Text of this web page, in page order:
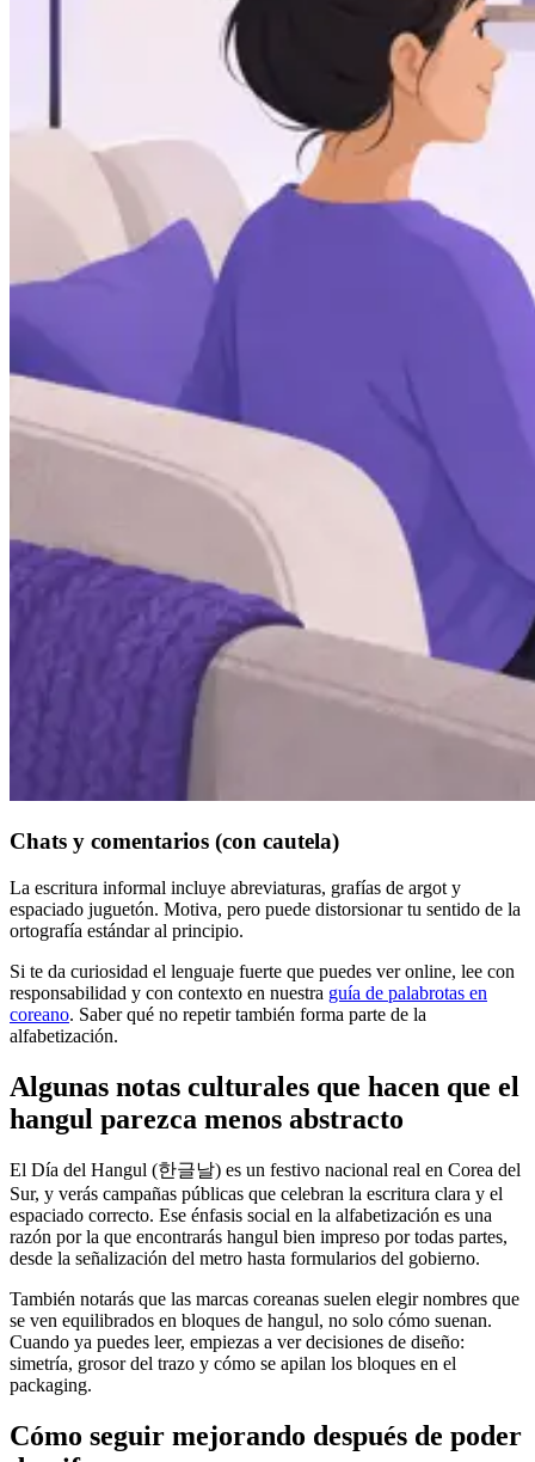
Chats y comentarios (con cautela)
La escritura informal incluye abreviaturas, grafías de argot y
espaciado juguetón. Motiva, pero puede distorsionar tu sentido de la
ortografía estándar al principio.
Si te da curiosidad el lenguaje fuerte que puedes ver online, lee con
responsabilidad y con contexto en nuestra guía de palabrotas en
coreano. Saber qué no repetir también forma parte de la
alfabetización.
Algunas notas culturales que hacen que el
hangul parezca menos abstracto
El Día del Hangul (한글날) es un festivo nacional real en Corea del
Sur, y verás campañas públicas que celebran la escritura clara y el
espaciado correcto. Ese énfasis social en la alfabetización es una
razón por la que encontrarás hangul bien impreso por todas partes,
desde la señalización del metro hasta formularios del gobierno.
También notarás que las marcas coreanas suelen elegir nombres que
se ven equilibrados en bloques de hangul, no solo cómo suenan.
Cuando ya puedes leer, empiezas a ver decisiones de diseño:
simetría, grosor del trazo y cómo se apilan los bloques en el
packaging.
Cómo seguir mejorando después de poder